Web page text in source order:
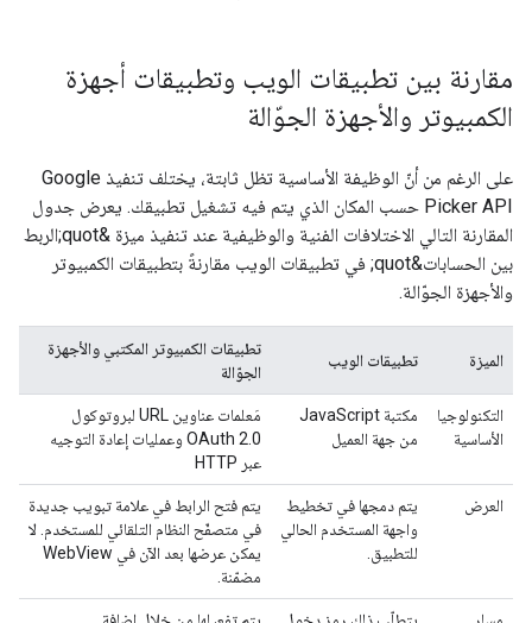
مقارنة بين تطبيقات الويب وتطبيقات أجهزة
الكمبيوتر والأجهزة الجوّالة
على الرغم من أنّ الوظيفة الأساسية تظل ثابتة، يختلف تنفيذ Google
Picker API حسب المكان الذي يتم فيه تشغيل تطبيقك. يعرض جدول
المقارنة التالي الاختلافات الفنية والوظيفية عند تنفيذ ميزة &quot;الربط
بين الحسابات&quot; في تطبيقات الويب مقارنةً بتطبيقات الكمبيوتر
والأجهزة الجوّالة.
الميزة تطبيقات الويب
تطبيقات الكمبيوتر المكتبي والأجهزة
الجوّالة
التكنولوجيا
الأساسية
مكتبة JavaScript
من جهة العميل
مَعلمات عناوين URL لبروتوكول
OAuth 2.0 وعمليات إعادة التوجيه
عبر HTTP
العرض
يتم دمجها في تخطيط
واجهة المستخدم الحالي
للتطبيق.
يتم فتح الرابط في علامة تبويب جديدة
في متصفّح النظام التلقائي للمستخدم. لا
يمكن عرضها بعد الآن في WebView
مضمّنة.